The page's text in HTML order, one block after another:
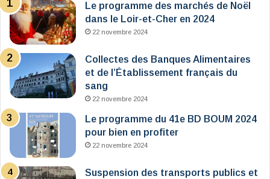
Le programme des marchés de Noël
dans le Loir-et-Cher en 2024
22 novembre 2024
Collectes des Banques Alimentaires
et de l’Établissement français du
sang
22 novembre 2024
Le programme du 41e BD BOUM 2024
pour bien en profiter
22 novembre 2024
Suspension des transports publics et